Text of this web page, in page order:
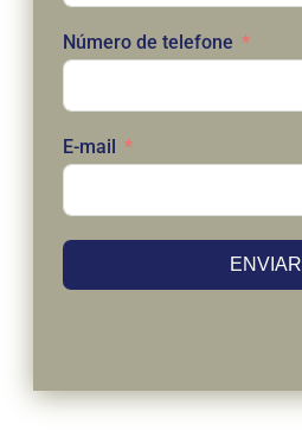
Número de telefone
E-mail
ENVIAR